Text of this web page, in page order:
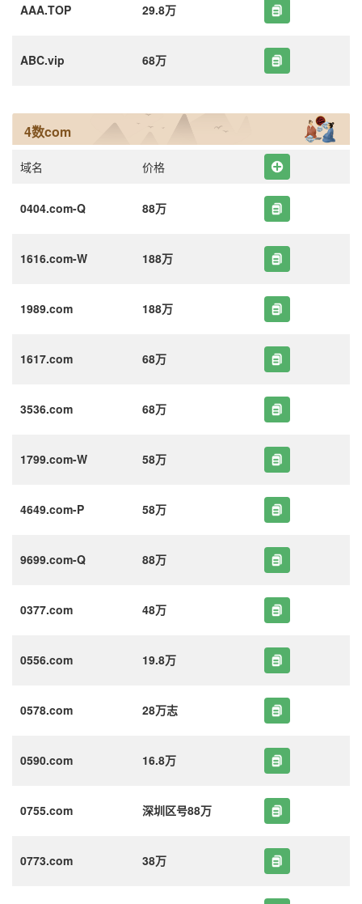
AAA.TOP 29.8万
ABC.vip 68万
4数com
域名 价格
0404.com-Q 88万
1616.com-W 188万
1989.com 188万
1617.com 68万
3536.com 68万
1799.com-W 58万
4649.com-P 58万
9699.com-Q 88万
0377.com 48万
0556.com 19.8万
0578.com 28万志
0590.com 16.8万
0755.com 深圳区号88万
0773.com 38万